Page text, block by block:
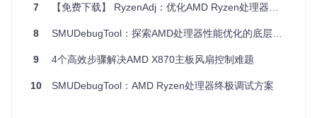
总的来说，AMDCOVC是那些希望在无GUI环境中挖掘AMD G
不妨试试看，但别忘了，在享受超频带来的性能提升时，也要
7 【免费下载】 RyzenAdj：优化AMD Ryzen处理器的新利器
8 SMUDebugTool：探索AMD处理器性能优化的底层工具
9 4个高效步骤解决AMD X870主板风扇控制难题
10 SMUDebugTool：AMD Ryzen处理器终极调试方案